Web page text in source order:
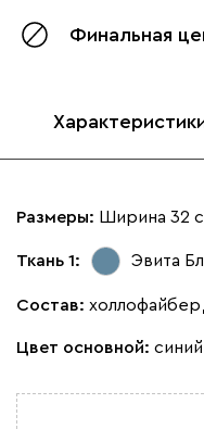
Финальная
Размеры: Ширина 32
Ткань 1: Эвита
Состав:
Цвет основной: синий